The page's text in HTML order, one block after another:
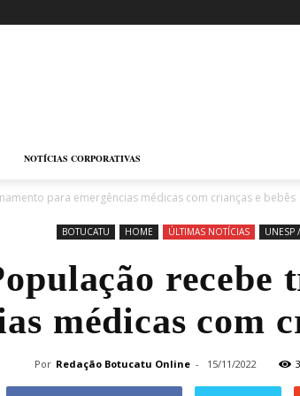
NOTÍCIAS CORPORATIVAS
para emergências médicas com crianças e bebês
BOTUCATU HOME ÚLTIMAS NOTÍCIAS UNESP
recebe
médicas com
Por Redação Botucatu Online - 15/11/2022